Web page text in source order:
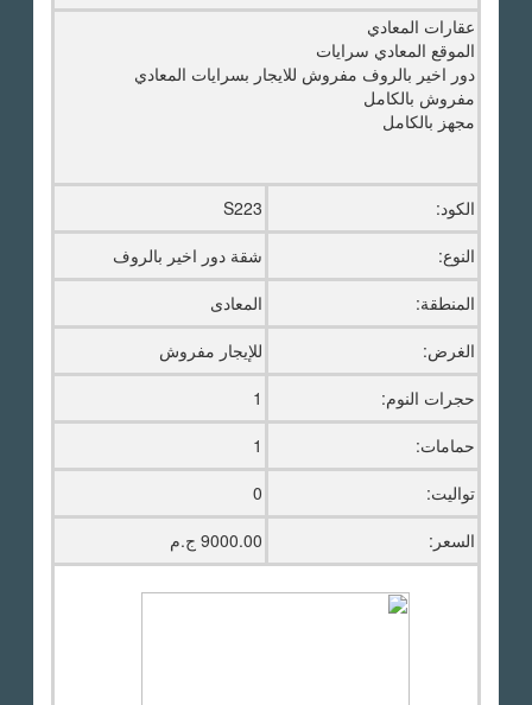
عقارات المعادي
الموقع المعادي سرايات
دور اخير بالروف مفروش للايجار بسرايات المعادي
مفروش بالكامل
مجهز بالكامل
الكود:
S223
النوع:
شقة دور اخير بالروف
المنطقة:
المعادى
الغرض:
للإيجار مفروش
حجرات النوم:
1
حمامات:
1
تواليت:
0
السعر:
9000.00 ج.م